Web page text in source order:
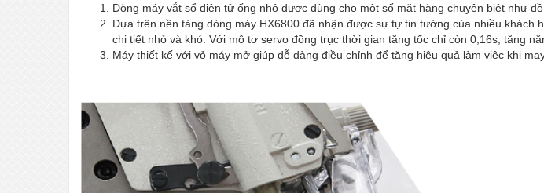
Dòng máy vắt sổ điện tử ống nhỏ được dùng cho một số mặt hàng chuyên biệt như
Dựa trên nền tảng dòng máy HX6800 đã nhận được sự tự tin tưởng của nhiều
chi tiết nhỏ và khó. Với mô tơ servo đồng trục thời gian tăng tốc chỉ còn 0,16s, tăng
Máy thiết kế với vỏ máy mở giúp dễ dàng điều chỉnh để tăng hiệu quả làm việc khi